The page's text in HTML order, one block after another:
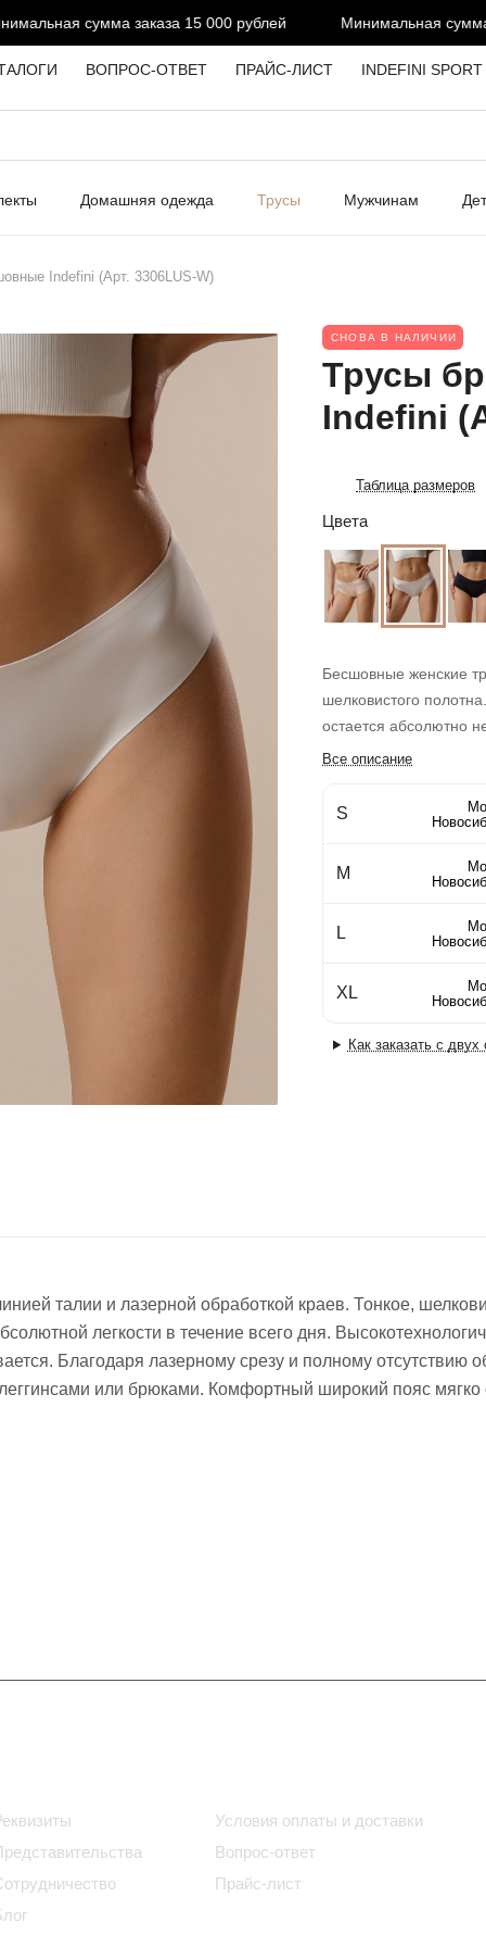
сумма заказа 15 000 рублей Минимальная сумма
ВОПРОС-ОТВЕТ ПРАЙС-ЛИСТ INDEFINI SPORT
Домашняя одежда Трусы Мужчинам
Indefini (Арт. 3306LUS-W)
СНОВА В НАЛИЧИИ
Трусы
Indefini
Таблица размеров
Цвета
Бесшовные женские
шелковистого
остается абсолютно
Все описание
S
M
L
XL
Как заказать с двух
талии и лазерной обработкой краев. Тонкое,
легкости в течение всего дня.
Благодаря лазерному срезу и полному
или брюками. Комфортный широкий пояс мягко
Условия оплаты и доставки
Вопрос-ответ
Прайс-лист